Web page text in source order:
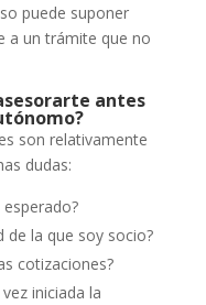
puede suponer
a un trámite que no
antes
son relativamente
dudas:
de la que soy socio?
cotizaciones?
iniciada la